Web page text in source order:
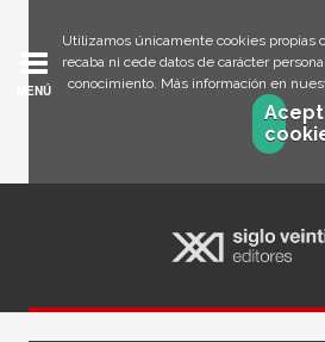
Utilizamos únicamente cookies propias
recaba ni cede datos de carácter
conocimiento. Más información en
MENÚ